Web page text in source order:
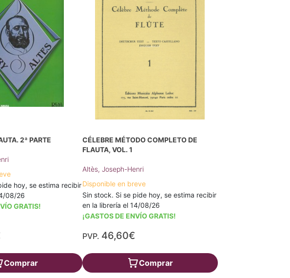
2ª PARTE
hoy, se estima recibir
08/26
GRATIS!
Comprar
CÉLEBRE MÉTODO COMPLETO DE
FLAUTA, VOL. 1
Altès, Joseph-Henri
Disponible en breve
Sin stock. Si se pide hoy, se estima recibir
en la librería el 14/08/26
¡GASTOS DE ENVÍO GRATIS!
PVP. 46,60€
Comprar